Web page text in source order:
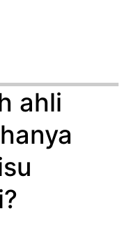
ahli